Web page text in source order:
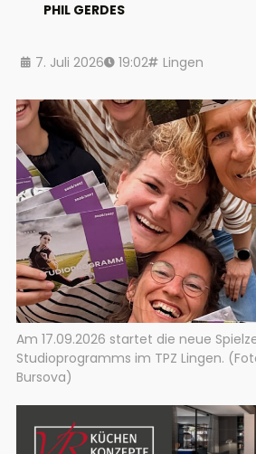
PHIL GERDES
7. Juli 2026 19:02 Lingen
Am 17.09.2026 startet die neue
Studioprogramms im TPZ Lingen.
Bursova)